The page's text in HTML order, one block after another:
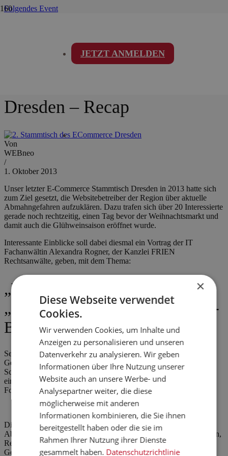
JETZT ANMELDEN
Folgendes Event
1. E-Commerce Stammtisch Dresden – Recap
Dresden – Recap
Von
WEBneo
/
1. Oktober 2013
Unser letzter E-Commerce Stammtisch Dresden in 2013 hatte sich
zum Ziel gesetzt, die Websitebetreiber der Region über aktuelle
Abmahngefahren aufzuklären. Dazu trafen sich über 20 Interessierte
gerade noch rechtzeitig, einen Tag bevor der Weihnachtsmarkt und
damit auch die Glühweinsaison eröffnet wurde.
Interessante Einblicke soll dabei diesmal ein Vortrag der IT
Fachanwältin Alexandra Rogner, der Kanzlei FRIEN
Rechtsanwälte, geben, mit dem Thema:
„Welche Konsequenzen hat das
„Anti-Abzock-Gesetz“ für Shop-
Betreiber?“
Seit dem 09.10.2013 gilt das Gesetz gegen unseriöse
Geschäftspraktiken. Mit diesem Gesetz sollte in erster Linie der
Schutz von Verbrauchern erhöht und v.a. das Abmahnwesen
eingedämmt werden. Letztendlich haben die Neuerungen jedoch
Folgen für alle Shop-Betreiber.
Die wichtigsten Änderungen betreffen neben der Deckelung von
Abmahngebühren den Gerichtsstand bei Urheberechtsverletzungen,
Regelungen zur Telefonwerbung und den Abschluss von
Gewinnspielverträgen.
×
Diese Webseite verwendet
Cookies.
Wir verwenden Cookies, um Inhalte und
Anzeigen zu personalisieren und unseren
Datenverkehr zu analysieren. Wir geben
Informationen über Ihre Nutzung unserer
Website auch an unsere Werbe- und
Analysepartner weiter, die diese
möglicherweise mit anderen
Informationen kombinieren, die Sie ihnen
bereitgestellt haben oder die sie im
Rahmen Ihrer Nutzung ihrer Dienste
gesammelt haben. Datenschutzrichtlinie